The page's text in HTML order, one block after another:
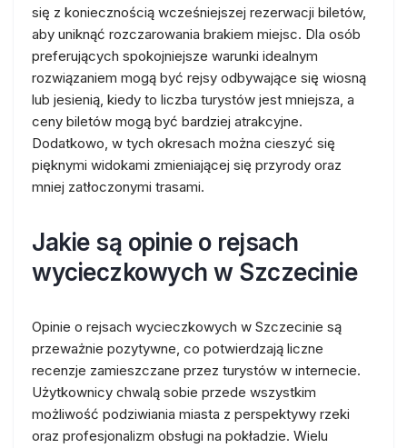
się z koniecznością wcześniejszej rezerwacji biletów,
aby uniknąć rozczarowania brakiem miejsc. Dla osób
preferujących spokojniejsze warunki idealnym
rozwiązaniem mogą być rejsy odbywające się wiosną
lub jesienią, kiedy to liczba turystów jest mniejsza, a
ceny biletów mogą być bardziej atrakcyjne.
Dodatkowo, w tych okresach można cieszyć się
pięknymi widokami zmieniającej się przyrody oraz
mniej zatłoczonymi trasami.
Jakie są opinie o rejsach
wycieczkowych w Szczecinie
Opinie o rejsach wycieczkowych w Szczecinie są
przeważnie pozytywne, co potwierdzają liczne
recenzje zamieszczane przez turystów w internecie.
Użytkownicy chwalą sobie przede wszystkim
możliwość podziwiania miasta z perspektywy rzeki
oraz profesjonalizm obsługi na pokładzie. Wielu